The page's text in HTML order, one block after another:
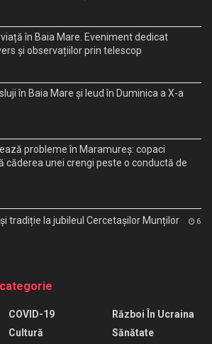
în Baia Mare. Eveniment dedicat
și observațiilor prin telescop
în Baia Mare și Ieud în Duminica a X-a
probleme în Maramureș: copaci
căderea unei crengi peste o conductă de
tradiție la jubileul Cercetașilor Munților 6
COVID-19
Cultură
Război În Ucraina
Sănătate